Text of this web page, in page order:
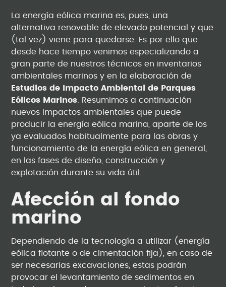
La energía eólica marina es, pues, una
alternativa renovable de elevado potencial y que
(tal vez) viene para quedarse. Es por ello que
desde hace tiempo venimos especializando a
gran parte de nuestros técnicos en inventarios
ambientales marinos y en la elaboración de
Estudios de Impacto Ambiental de Parques
Eólicos Marinos . Resumimos a continuación
nuevos impactos ambientales que puede
producir la energía eólica marina, aparte de los
ya evaluados habitualmente para las obras y
funcionamiento de la energía eólica en general,
en las fases de diseño, construcción y
explotación durante su vida útil.
Afección al fondo
marino
Dependiendo de la tecnología a utilizar (energía
eólica flotante o de cimentación fija), en caso de
ser necesarias excavaciones, estas podrán
provocar el levantamiento de sedimentos en